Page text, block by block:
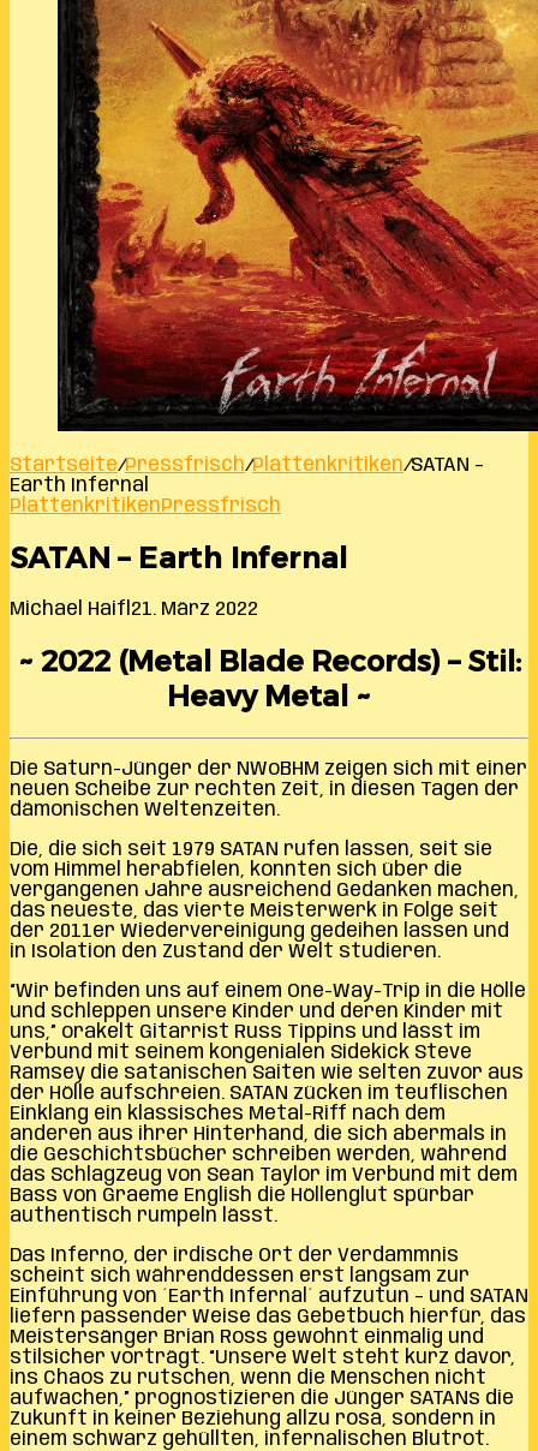
Startseite/Pressfrisch/Plattenkritiken/SATAN –
Earth Infernal
PlattenkritikenPressfrisch
SATAN – Earth Infernal
Michael Haifl 21. März 2022
~ 2022 (Metal Blade Records) – Stil:
Heavy Metal ~
Die Saturn-Jünger der NWoBHM zeigen sich mit einer
neuen Scheibe zur rechten Zeit, in diesen Tagen der
dämonischen Weltenzeiten.
Die, die sich seit 1979 SATAN rufen lassen, seit sie
vom Himmel herabfielen, konnten sich über die
vergangenen Jahre ausreichend Gedanken machen,
das neueste, das vierte Meisterwerk in Folge seit
der 2011er Wiedervereinigung gedeihen lassen und
in Isolation den Zustand der Welt studieren.
“Wir befinden uns auf einem One-Way-Trip in die Hölle
und schleppen unsere Kinder und deren Kinder mit
uns,” orakelt Gitarrist Russ Tippins und lässt im
Verbund mit seinem kongenialen Sidekick Steve
Ramsey die satanischen Saiten wie selten zuvor aus
der Hölle aufschreien. SATAN zücken im teuflischen
Einklang ein klassisches Metal-Riff nach dem
anderen aus ihrer Hinterhand, die sich abermals in
die Geschichtsbücher schreiben werden, während
das Schlagzeug von Sean Taylor im Verbund mit dem
Bass von Graeme English die Höllenglut spürbar
authentisch rumpeln lässt.
Das Inferno, der irdische Ort der Verdammnis
scheint sich währenddessen erst langsam zur
Einführung von ´Earth Infernal´ aufzutun – und SATAN
liefern passender Weise das Gebetbuch hierfür, das
Meistersänger Brian Ross gewohnt einmalig und
stilsicher vorträgt. “Unsere Welt steht kurz davor,
ins Chaos zu rutschen, wenn die Menschen nicht
aufwachen,” prognostizieren die Jünger SATANs die
Zukunft in keiner Beziehung allzu rosa, sondern in
einem schwarz gehüllten, infernalischen Blutrot.